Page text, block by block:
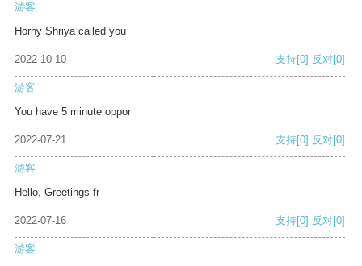
游客
Horny Shriya called you
2022-10-10 支持[0] 反对[0]
游客
You have 5 minute oppor
2022-07-21 支持[0] 反对[0]
游客
Hello, Greetings fr
2022-07-16 支持[0] 反对[0]
游客